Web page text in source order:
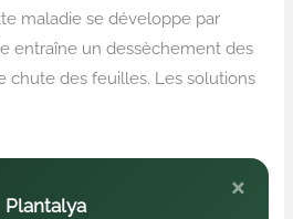
maladie se développe par
entraîne un dessèchement des
chute des feuilles. Les solutions
×
Plantalya